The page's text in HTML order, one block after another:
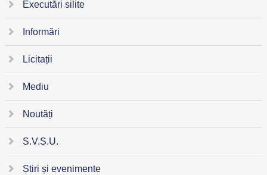
Executări silite
Informări
Licitații
Mediu
Noutăți
S.V.S.U.
Știri și evenimente